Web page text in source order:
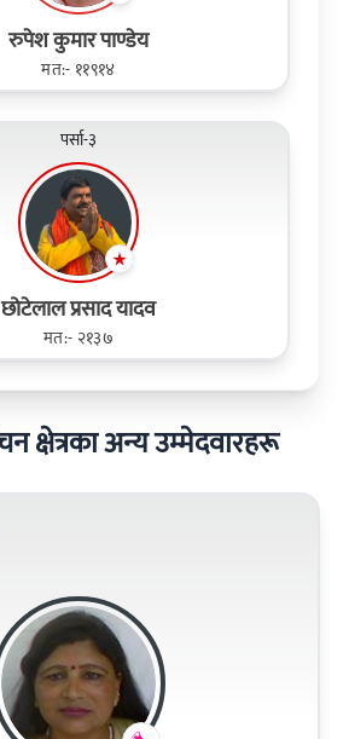
रुपेश कुमार पाण्डेय
मत:- ११९१४
पर्सा-३
छोटेलाल प्रसाद यादव
मत:- २१३७
क्षेत्रका अन्य उम्मेदवारहरू